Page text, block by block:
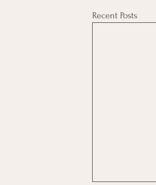
Recent Posts